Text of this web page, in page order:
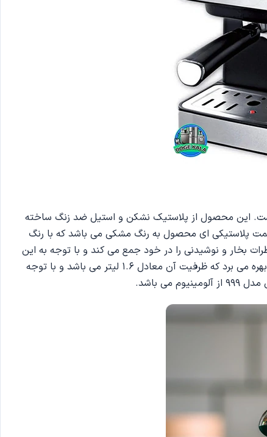
را بسیار خاص نموده است. این محصول از پلاستیک نشکن و استیل ضد زنگ ساخته
پلاستیکی ای محصول به رنگ مشکی می باشد که با رنگ
بخار و نوشیدنی را در خود جمع می کند و با توجه به این
که قابلیت جدا شدن دارد به شما این امکان را می دهد تا آن را به راحتی شستشو نمایید. مخزن این محصول نیز از ظرفیت بسیار عالی بهره می برد که ظرفیت آن معادل 1.6 لیتر می باشد و با توجه
باشد.